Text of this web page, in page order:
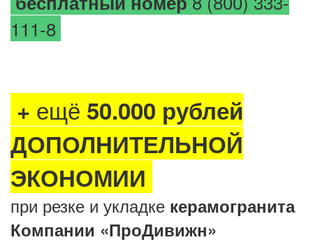
111-8
+ ещё 50.000 рублей
ДОПОЛНИТЕЛЬНОЙ
ЭКОНОМИИ
при резке и укладке керамогранита
Компании «ПроДивижн»